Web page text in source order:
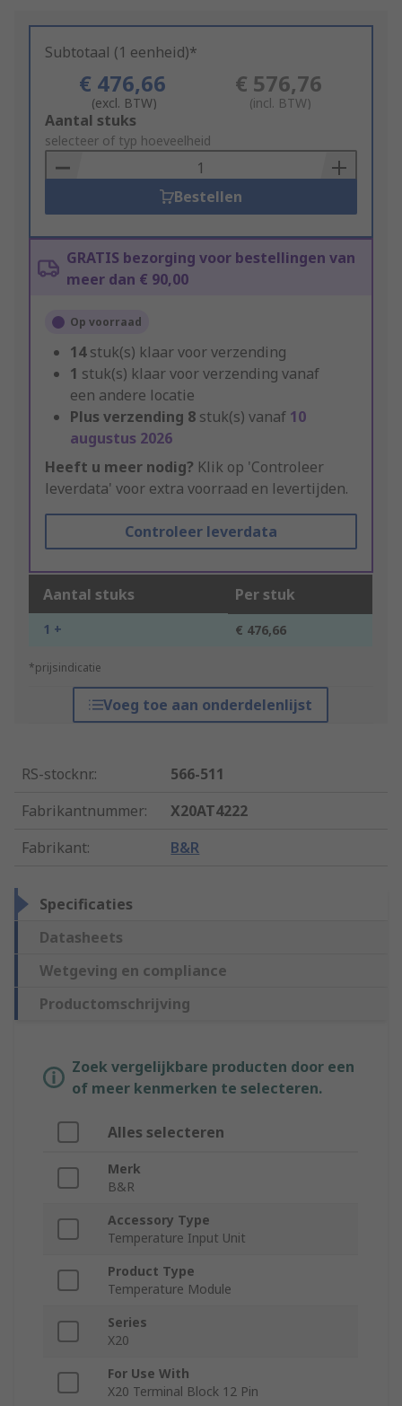
Subtotaal (1 eenheid)*
€ 476,66
(excl. BTW)
€ 576,76
(incl. BTW)
Add
to
Basket
Aantal stuks
selecteer of typ hoeveelheid
Bestellen
GRATIS bezorging voor bestellingen van
meer dan € 90,00
Op voorraad
14stuk(s) klaar voor verzending
1 stuk(s) klaar voor verzending vanaf
een andere locatie
Plus verzending 8 stuk(s) vanaf 10
augustus 2026
Heeft u meer nodig? Klik op 'Controleer
leverdata' voor extra voorraad en levertijden.
Controleer leverdata
Aantal stuks Per stuk
1 + € 476,66
*prijsindicatie
Voeg toe aan onderdelenlijst
RS-stocknr.:
566-511
Fabrikantnummer:
X20AT4222
Fabrikant: B&R
Specificaties
Datasheets
Wetgeving en compliance
Productomschrijving
Zoek vergelijkbare producten door een
of meer kenmerken te selecteren.
Alles selecteren
Merk
B&R
Accessory Type
Temperature Input Unit
Product Type
Temperature Module
Series
X20
For Use With
X20 Terminal Block 12 Pin